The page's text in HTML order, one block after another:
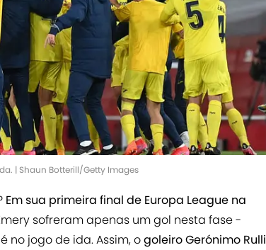
| Shaun Botterill/Getty Images
Em sua primeira final de Europa League na
sofreram apenas um gol nesta fase -
no jogo de ida. Assim, ogoleiro Gerónimo Rulli